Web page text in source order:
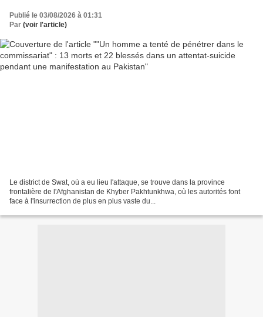
Pakistan
Publié le 03/08/2026 à 01:31
Par (voir l'article)
Le district de Swat, où a eu lieu l'attaque, se trouve dans la province
frontalière de l'Afghanistan de Khyber Pakhtunkhwa, où les autorités font
face à l'insurrection de plus en plus vaste du...